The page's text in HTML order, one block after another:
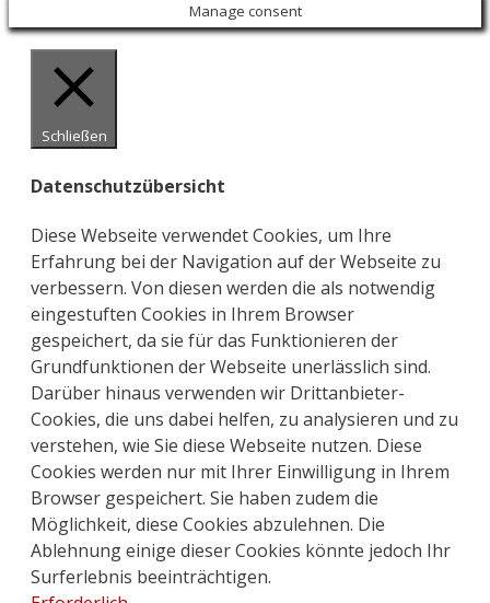
Manage consent
Schließen
Datenschutzübersicht
Diese Webseite verwendet Cookies, um Ihre
Erfahrung bei der Navigation auf der Webseite zu
verbessern. Von diesen werden die als notwendig
eingestuften Cookies in Ihrem Browser
gespeichert, da sie für das Funktionieren der
Grundfunktionen der Webseite unerlässlich sind.
Darüber hinaus verwenden wir Drittanbieter-
Cookies, die uns dabei helfen, zu analysieren und zu
verstehen, wie Sie diese Webseite nutzen. Diese
Cookies werden nur mit Ihrer Einwilligung in Ihrem
Browser gespeichert. Sie haben zudem die
Möglichkeit, diese Cookies abzulehnen. Die
Ablehnung einige dieser Cookies könnte jedoch Ihr
Surferlebnis beeinträchtigen.